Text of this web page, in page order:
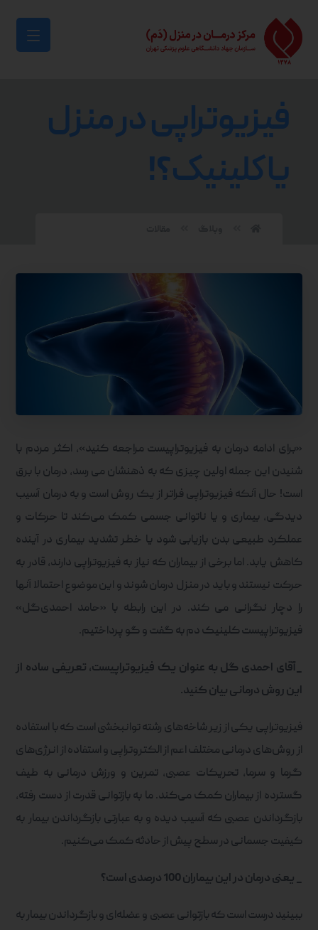
فیزیوتراپی در منزل
یا کلینیک؟!
مقالات
«برای ادامه درمان به فیزیوتراپیست مراجعه کنید»، اکثر مردم با
شنیدن این جمله اولین چیزی که به ذهنشان می رسد، درمان با برق
است! حال آنکه فیزیوتراپی فراتر از یک روش است و به درمان آسیب
دیدگی، بیماری و یا ناتوانی جسمی کمک می‌کند تا حرکات و
عملکرد طبیعی بدن بازیابی شود یا خطر تشدید بیماری در آینده
کاهش یابد. اما برخی از بیماران که نیاز به فیزیوتراپی دارند، قادر به
حرکت نیستند و باید در منزل درمان شوند و این موضوع احتمالا آنها
را دچار نگرانی می کند. در این رابطه با «حامد احمدی‌گل»
فیزیوتراپیست کلینیک دم به گفت و گو پرداختیم.
_آقای احمدی گل به عنوان یک فیزیوتراپیست، تعریفی ساده از
این روش درمانی بیان کنید.
فیزیوتراپی یکی از زیر شاخه‌های رشته توانبخشی است که با استفاده
از روش‌های درمانی مختلف اعم از الکتروتراپی و استفاده از انرژی‌های
گرما و سرما، تحریکات عصبی، تمرین و ورزش درمانی به طیف
گسترده از بیماران کمک می‌کند. ما به بازتوانی قدرت از دست رفته،
بازگرداندن عصبی که آسیب دیده و به عبارتی بازگرداندن بیمار به
کیفیت جسمانی در سطح پیش از حادثه کمک می‌کنیم.
_یعنی درمان در این بیماران 100 درصدی است؟
ببینید درست است که بازتوانی عصبی و عضله‌ای و بازگرداندن بیمار به